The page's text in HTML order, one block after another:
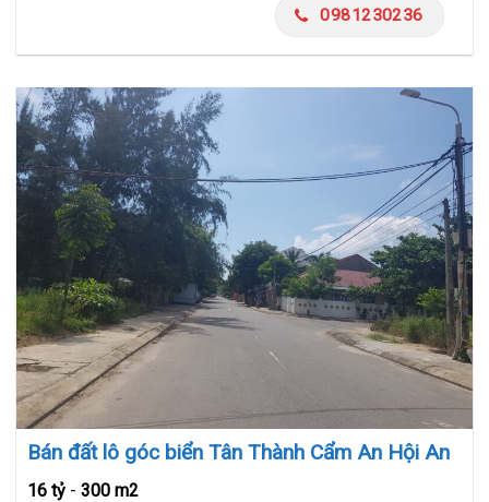
0981230236
Bán đất lô góc biển Tân Thành Cẩm An Hội An
16 tỷ - 300 m2